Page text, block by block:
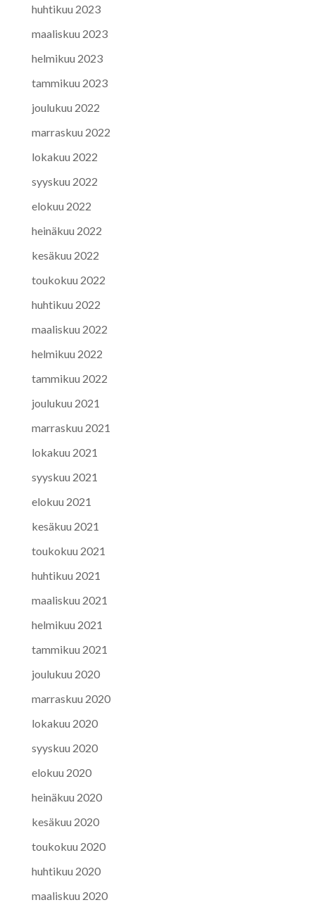
huhtikuu 2023
maaliskuu 2023
helmikuu 2023
tammikuu 2023
joulukuu 2022
marraskuu 2022
lokakuu 2022
syyskuu 2022
elokuu 2022
heinäkuu 2022
kesäkuu 2022
toukokuu 2022
huhtikuu 2022
maaliskuu 2022
helmikuu 2022
tammikuu 2022
joulukuu 2021
marraskuu 2021
lokakuu 2021
syyskuu 2021
elokuu 2021
kesäkuu 2021
toukokuu 2021
huhtikuu 2021
maaliskuu 2021
helmikuu 2021
tammikuu 2021
joulukuu 2020
marraskuu 2020
lokakuu 2020
syyskuu 2020
elokuu 2020
heinäkuu 2020
kesäkuu 2020
toukokuu 2020
huhtikuu 2020
maaliskuu 2020